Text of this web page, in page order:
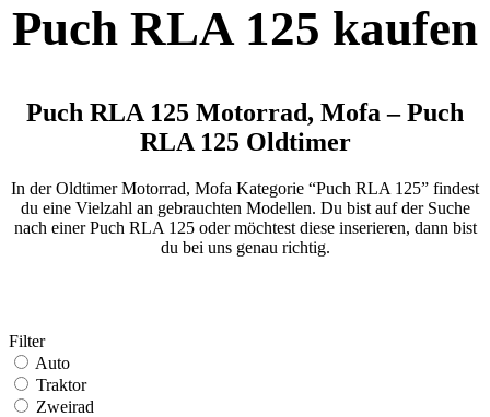
Puch RLA 125 kaufen
Puch RLA 125 Motorrad, Mofa – Puch
RLA 125 Oldtimer
In der Oldtimer Motorrad, Mofa Kategorie “Puch RLA 125” findest
du eine Vielzahl an gebrauchten Modellen. Du bist auf der Suche
nach einer Puch RLA 125 oder möchtest diese inserieren, dann bist
du bei uns genau richtig.
Filter
Auto
Traktor
Zweirad